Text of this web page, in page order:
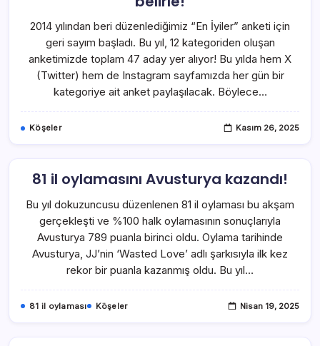
2014 yılından beri düzenlediğimiz “En İyiler” anketi için
geri sayım başladı. Bu yıl, 12 kategoriden oluşan
anketimizde toplam 47 aday yer alıyor! Bu yılda hem X
(Twitter) hem de Instagram sayfamızda her gün bir
kategoriye ait anket paylaşılacak. Böylece…
Köşeler Kasım 26, 2025
81 il oylamasını Avusturya kazandı!
Bu yıl dokuzuncusu düzenlenen 81 il oylaması bu akşam
gerçekleşti ve %100 halk oylamasının sonuçlarıyla
Avusturya 789 puanla birinci oldu. Oylama tarihinde
Avusturya, JJ’nin ‘Wasted Love’ adlı şarkısıyla ilk kez
rekor bir puanla kazanmış oldu. Bu yıl…
81 il oylaması Köşeler Nisan 19, 2025